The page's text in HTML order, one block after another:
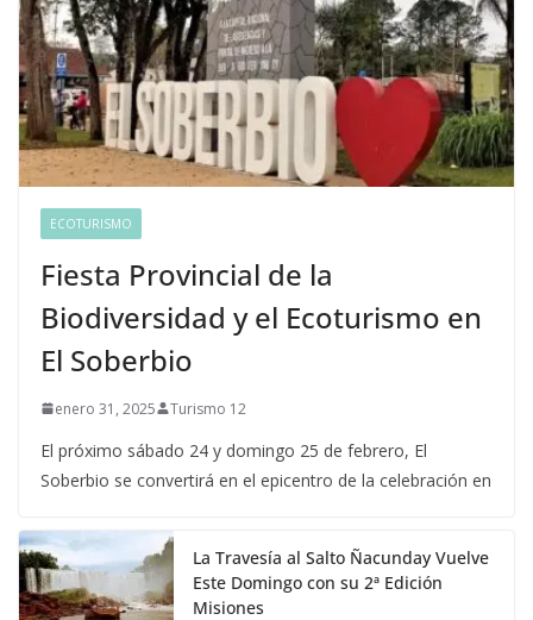
ECOTURISMO
Fiesta Provincial de la
Biodiversidad y el Ecoturismo en
El Soberbio
enero 31, 2025 Turismo 12
El próximo sábado 24 y domingo 25 de febrero, El
Soberbio se convertirá en el epicentro de la celebración en
La Travesía al Salto Ñacunday Vuelve
Este Domingo con su 2ª Edición
Misiones